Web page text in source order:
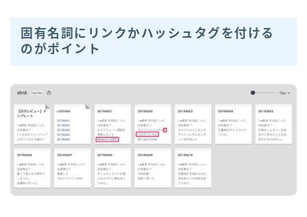
固有名詞にリンクかハッシュタグを付ける
のがポイント